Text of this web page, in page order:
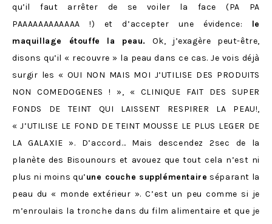
qu’il faut arrêter de se voiler la face (PA PA
PAAAAAAAAAAAA !) et d’accepter une évidence: le
maquillage étouffe la peau.
Ok, j’exagère peut-être,
disons qu’il « recouvre » la peau dans ce cas. Je vois déjà
surgir les « OUI NON MAIS MOI J’UTILISE DES PRODUITS
NON COMEDOGENES ! », « CLINIQUE FAIT DES SUPER
FONDS DE TEINT QUI LAISSENT RESPIRER LA PEAU!,
« J’UTILISE LE FOND DE TEINT MOUSSE LE PLUS LEGER DE
LA GALAXIE ». D’accord… Mais descendez 2sec de la
planète des Bisounours et avouez que tout cela n’est ni
plus ni moins qu’une couche supplémentaire séparant la
peau du « monde extérieur ». C’est un peu comme si je
m’enroulais la tronche dans du film alimentaire et que je